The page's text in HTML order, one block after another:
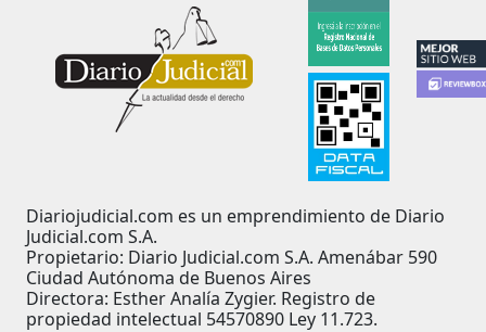
Diariojudicial.com es un emprendimiento de Diario
Judicial.com S.A.
Propietario: Diario Judicial.com S.A. Amenábar 590
Ciudad Autónoma de Buenos Aires
Directora: Esther Analía Zygier. Registro de
propiedad intelectual 54570890 Ley 11.723.